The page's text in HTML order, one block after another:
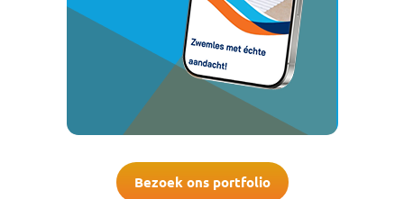
Bezoek ons portfolio